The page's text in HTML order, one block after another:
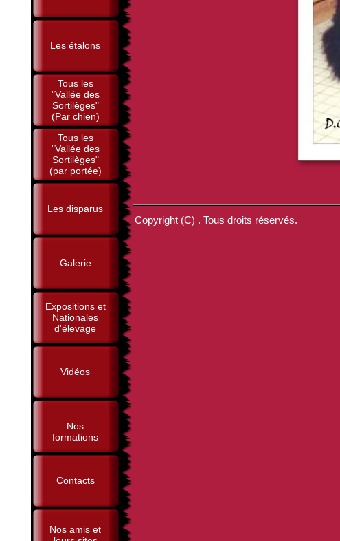
Les étalons
Tous les
"Vallée des
Sortilèges"
(Par chien)
Tous les
"Vallée des
Sortilèges"
(par portée)
Les disparus
Galerie
Expositions et
Nationales
d'élevage
Vidéos
Nos
formations
Contacts
Nos amis et
Copyright (C) . Tous droits réservés.